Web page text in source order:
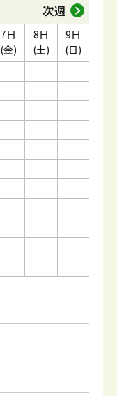
次週
7日
(金)
8日
(土)
9日
(日)